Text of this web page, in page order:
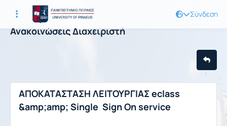
Σύνδεση
Ανακοινώσεις Διαχειριστή
ΑΠΟΚΑΤΑΣΤΑΣΗ ΛΕΙΤΟΥΡΓΙΑΣ eclass
&amp;amp; Single Sign On service